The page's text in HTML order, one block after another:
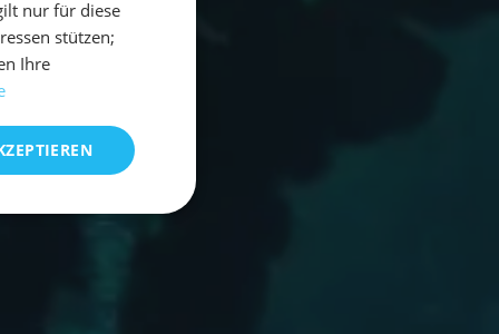
nur für diese
stützen;
Ihre